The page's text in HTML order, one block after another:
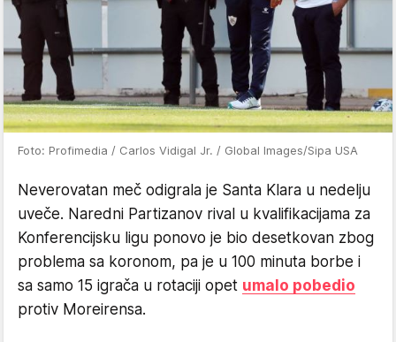
Foto: Profimedia / Carlos Vidigal Jr. / Global Images/Sipa USA
Neverovatan meč odigrala je Santa Klara u nedelju
uveče. Naredni Partizanov rival u kvalifikacijama za
Konferencijsku ligu ponovo je bio desetkovan zbog
problema sa koronom, pa je u 100 minuta borbe i
sa samo 15 igrača u rotaciji opet umalo pobedio
protiv Moreirensa.